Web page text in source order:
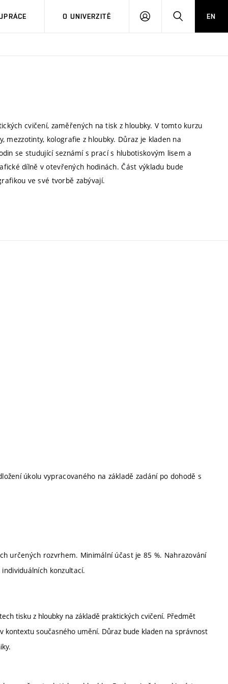
O UNIVERZITĚ
PŘIHLÁSIT HLEDATEN
cvičení, zaměřených na tisk z hloubky. V tomto kurzu
mezzotinty, kolografie z hloubky. Důraz je kladen na
se studující seznámí s prací s hlubotiskovým lisem a
dílně v otevřených hodinách. Část výkladu bude
ve své tvorbě zabývají.
úkolu vypracovaného na základě zadání po dohodě s
určených rozvrhem. Minimální účast je 85 %. Nahrazování
konzultací.
tisku z hloubky na základě praktických cvičení. Předmět
kontextu současného umění. Důraz bude kladen na správnost